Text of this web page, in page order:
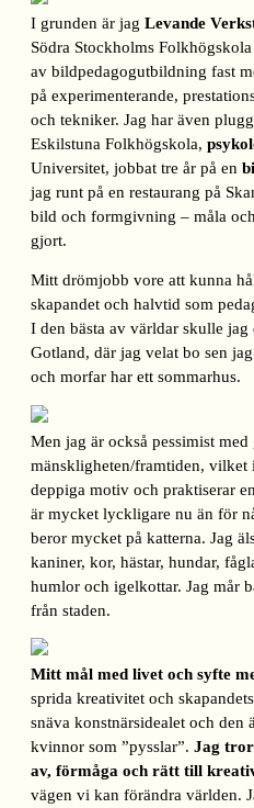
I grunden är jag Levande
Södra Stockholms
av bildpedagogutbildning fast
på experimenterande,
och tekniker. Jag har även
Eskilstuna Folkhögskola,
Universitet, jobbat tre år på en
jag runt på en restaurang på
bild och formgivning – måla
gjort.
Mitt drömjobb vore att kunna
skapandet och halvtid som
I den bästa av världar skulle
Gotland, där jag velat bo sen
och morfar har ett sommarhus.
Men jag är också pessimist
mänskligheten/framtiden, vilket
deppiga motiv och praktiserar
är mycket lyckligare nu än för
beror mycket på katterna. Jag
kaniner, kor, hästar, hundar,
humlor och igelkottar. Jag mår
från staden.
Mitt mål med livet och syfte
sprida kreativitet och
snäva konstnärsidealet och den
kvinnor som ”pysslar”. Jag tror
av, förmåga och rätt till
vägen vi kan förändra världen.